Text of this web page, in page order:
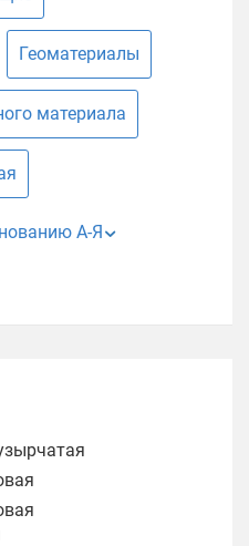
Геоматериалы
материала
А-Я